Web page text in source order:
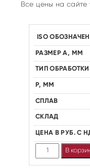
Все цены на сайте
Количество
В